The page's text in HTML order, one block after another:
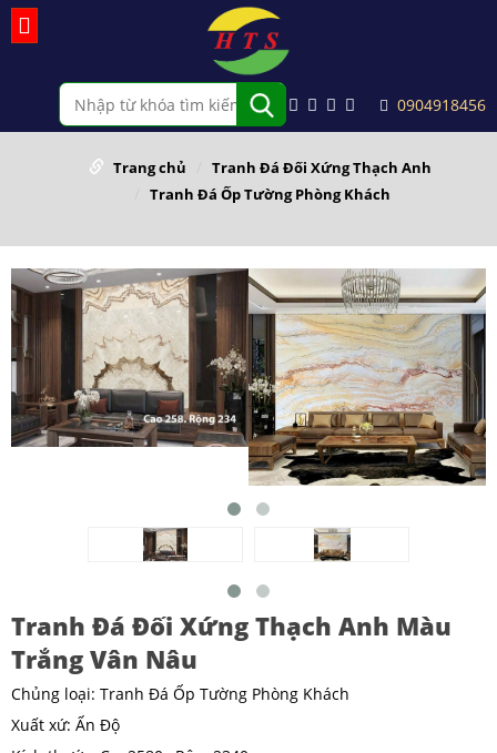
0904918456
Trang chủ
Tranh Đá Đối Xứng Thạch Anh
Tranh Đá Ốp Tường Phòng Khách
Tranh Đá Đối Xứng Thạch Anh Màu
Trắng Vân Nâu
Chủng loại: Tranh Đá Ốp Tường Phòng Khách
Xuất xứ: Ấn Độ